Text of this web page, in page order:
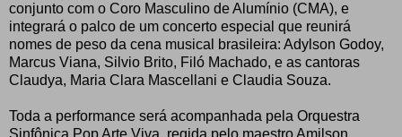
conjunto com o Coro Masculino de Alumínio (CMA), e
integrará o palco de um concerto especial que reunirá
nomes de peso da cena musical brasileira: Adylson Godoy,
Marcus Viana, Silvio Brito, Filó Machado, e as cantoras
Claudya, Maria Clara Mascellani e Claudia Souza.
Toda a performance será acompanhada pela Orquestra